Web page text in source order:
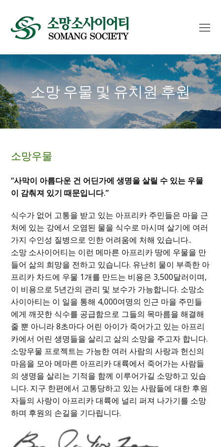
소망 우물 및 유치원 후원
소망우물
“사막이 아름다운 건 어딘가에 생명을 살릴 수 있는 우물
이 감춰져 있기 때문입니다.”
식수가 없어 고통을 받고 있는 아프리카 주민들은 마을 근
처에 있는 강에서 오염된 물을 식수로 마시며 살기에 여러
가지 수인성 질병으로 인한 어려움에 처해 있습니다..
소망 소사이어티는 이런 메마른 아프리카 땅에 우물을 만
들어 삶의 희망을 전하고 있습니다. 유난히 물이 부족한 아
프리카 차드에 우물 1개를 만드는 비용은 3,500달러이며,
이 비용으로 5년간의 관리 및 보수가 가능합니다. 소망소
사이아티는 이 일을 통해 4,000여명의 인근 마을 주민들
에게 깨끗한 식수를 공급함으로 그들의 목마름을 해결해
줄 뿐 아니라 8초마다 어린 아이가 죽어가고 있는 아프리
카에서 어린 생명들을 살리고 삶의 소망을 주고자 합니다.
소망우물 프로젝트는 가능한 여러 사람의 사랑과 헌신의
마음을 모아 메마른 아프리카 대륙에서 죽어가는 사람들
의 생명을 살리는 기적을 함께 이루어가길 소망하고 있습
니다. 지구 한편에서 고통당하고 있는 사람들에 대한 후원
자들의 사랑이 아프리카 대륙에 널리 퍼져 나가기를 소망
하며 후원의 손길을 기다립니다.